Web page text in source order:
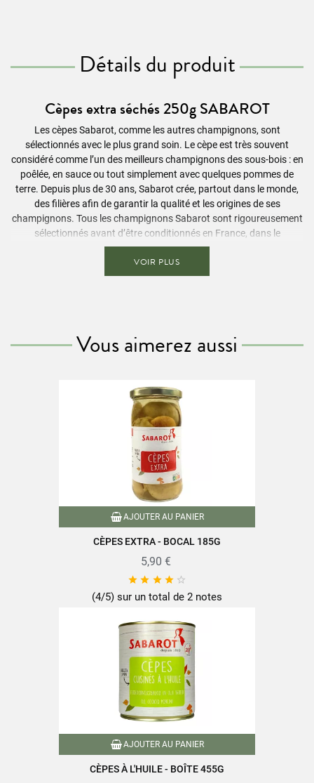
Détails du produit
Cèpes extra séchés 250g SABAROT
Les cèpes Sabarot, comme les autres champignons, sont
sélectionnés avec le plus grand soin. Le cèpe est très souvent
considéré comme l’un des meilleurs champignons des sous-bois : en
poêlée, en sauce ou tout simplement avec quelques pommes de
terre. Depuis plus de 30 ans, Sabarot crée, partout dans le monde,
des filières afin de garantir la qualité et les origines de ses
champignons. Tous les champignons Sabarot sont rigoureusement
sélectionnés avant d’être conditionnés en France, dans le
département de la Haute-Loire, au cœur de l’Auvergne. L’objectif
premier de Sabarot reste la production haut de gamme de produits
du terroir, conformément à la tradition de l’entreprise et à la
Cèpes (Boletus edulis) séchés.
Réhydrater les champignons dans l'eau bouillante pendant environ
15 minutes. Cuire ensuite comme des champignons frais.
Informations nutritionnelles / 100g
Valeur énergétique
Matières grasses
Dont acides gras saturés
Glucides
Dont sucres
Fibres alimentaires
Protéines
www.sabarot.com/actualites-et-recettes/actus-
recettes/recettes/
VOIR PLUS
Vous aimerez aussi
AJOUTER AU PANIER
CÈPES EXTRA - BOCAL 185G
5,90 €
    
(4/5) sur un total de 2 notes
AJOUTER AU PANIER
CÈPES À L'HUILE - BOÎTE 455G